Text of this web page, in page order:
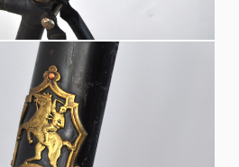
begann und sich dann auf